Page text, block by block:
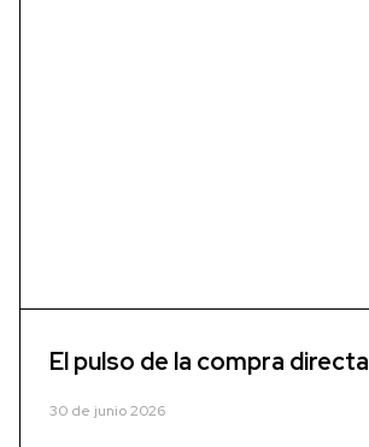
El pulso de la compra directa
30 de junio 2026